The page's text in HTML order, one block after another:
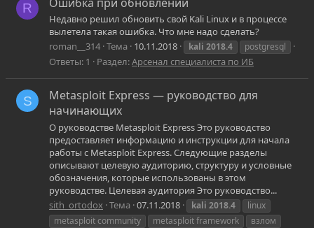
R
Недавно решил обновить свой Kali Linux и в процессе
вылетела такая ошибка. Что мне надо сделать?
roman__314 Тема 10.11.2018 kali 2018.4 postgresql
Ответы: 1 Раздел:Арсенал специалиста по ИБ
S
Metasploit Express — руководство для
начинающих
О руководстве Metasploit Express Это руководство
предоставляет информацию и инструкции для начала
работы с Metasploit Express. Следующие разделы
описывают целевую аудиторию, структуру и условные
обозначения, которые использованы в этом
руководстве. Целевая аудитория Это руководство...
sith_ortodox Тема 07.11.2018 kali 2018.4
linux
metasploit community
metasploit framework
взлом